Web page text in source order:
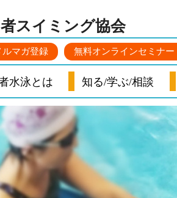
スイミング協会
ルマガ登録 無料オンラインセミナー
水泳とは 知る/学ぶ/相談